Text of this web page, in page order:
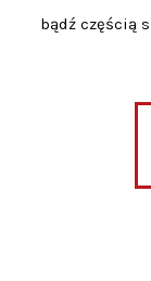
bądź częścią